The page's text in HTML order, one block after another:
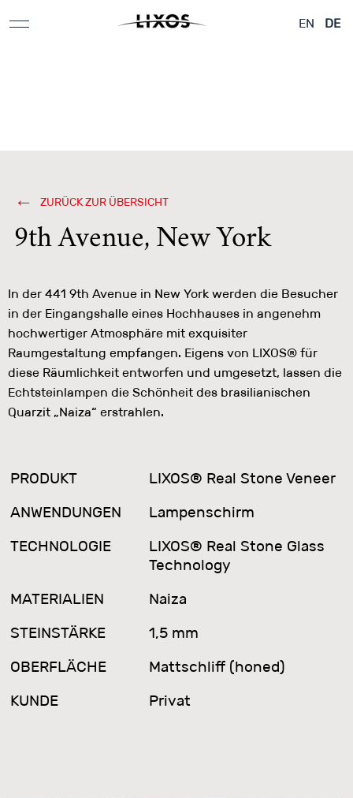
EN DE
Designelemente
Flugzeuge &
Yachten
ZURÜCK ZUR ÜBERSICHT
9th Avenue, New York
In der 441 9th Avenue in New York werden die Besucher
in der Eingangshalle eines Hochhauses in angenehm
hochwertiger Atmosphäre mit exquisiter
Raumgestaltung empfangen. Eigens von LIXOS® für
diese Räumlichkeit entworfen und umgesetzt, lassen die
Echtsteinlampen die Schönheit des brasilianischen
Quarzit „Naiza“ erstrahlen.
PRODUKT
LIXOS® Real Stone Veneer
ANWENDUNGEN
Lampenschirm
TECHNOLOGIE
LIXOS® Real Stone Glass
Technology
MATERIALIEN
Naiza
STEINSTÄRKE
1,5 mm
OBERFLÄCHE
Mattschliff (honed)
KUNDE
Privat